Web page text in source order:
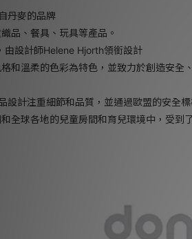
丹麥的品牌
品、餐具、玩具等產品。
由設計師Helene Hjorth領銜設計
和溫柔的色彩為特色，並致力於創造安全
設計注重細節和品質，並通過歐盟的安全
全球各地的兒童房間和育兒環境中，受到